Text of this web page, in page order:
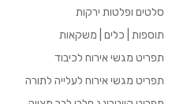
סלטים ופלטות ירקות
תוספות | כלים | משקאות
תפריט מגשי אירוח לכיבוד
תפריט מגשי אירוח לעלייה לתורה